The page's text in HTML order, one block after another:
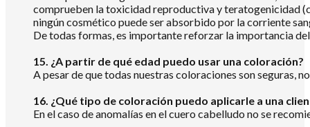
comprueben la toxicidad reproductiva y teratogenicidad
ningún cosmético puede ser absorbido por la corriente
De todas formas, es importante reforzar la importancia
15. ¿A partir de qué edad puedo usar una coloración?
A pesar de que todas nuestras coloraciones son seguras,
16. ¿Qué tipo de coloración puedo aplicarle a una
En el caso de anomalías en el cuero cabelludo no se